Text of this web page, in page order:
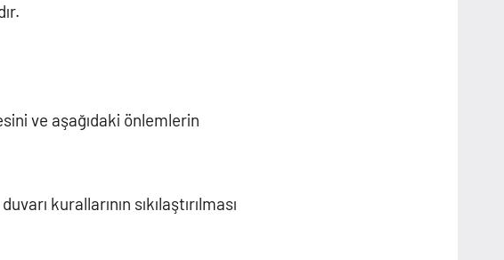
ve aşağıdaki önlemlerin
kurallarının sıkılaştırılması